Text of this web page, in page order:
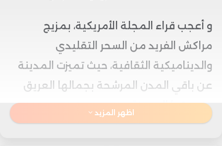
و أعجب قراء المجلة الأمريكية، بمزيج
مراكش الفريد من السحر التقليدي
والديناميكية الثقافية، حيث تميزت المدينة
عن باقي المدن المرشحة بجمالها العريق
وحيويتها المميزة.
اظهر المزيد